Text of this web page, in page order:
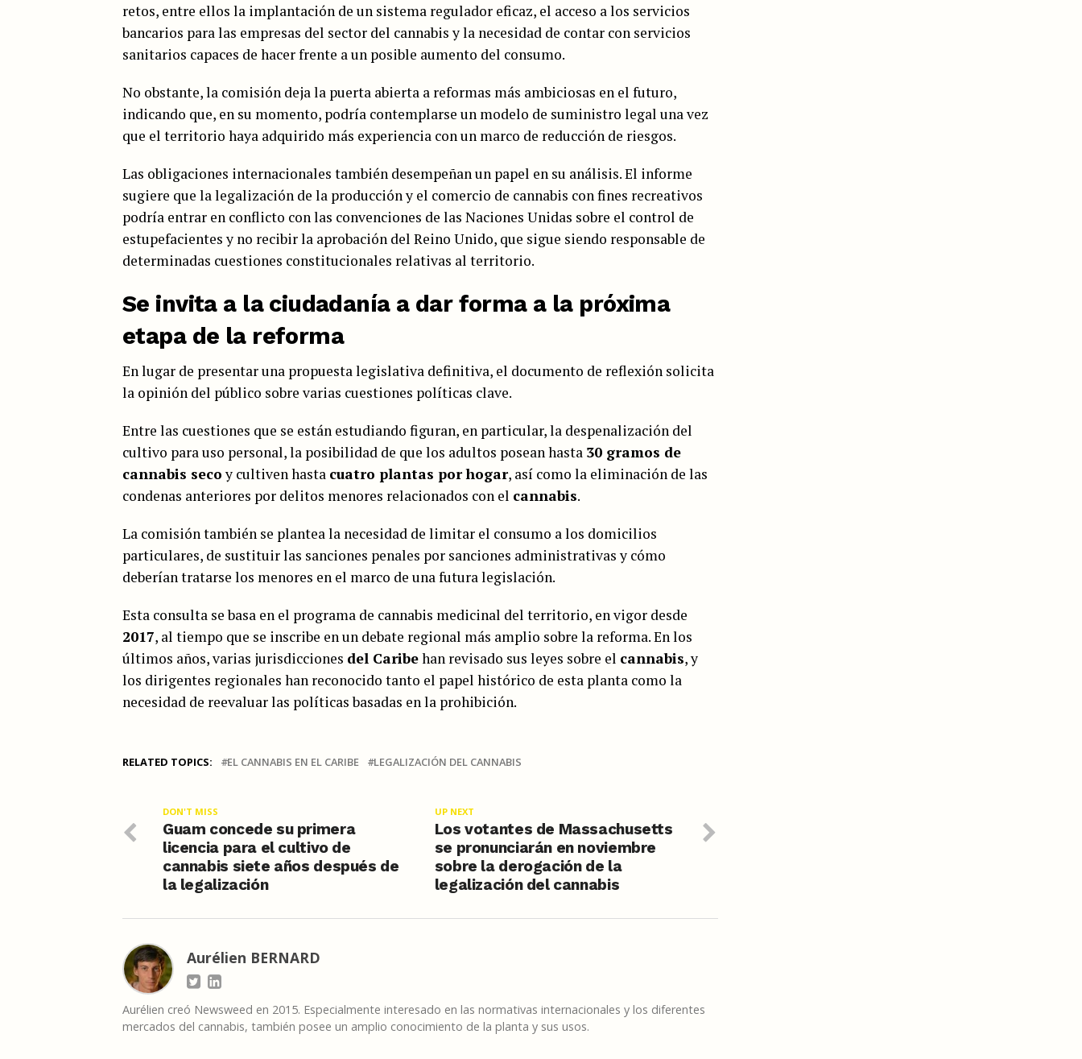
retos, entre ellos la implantación de un sistema regulador eficaz, el acceso a los servicios
bancarios para las empresas del sector del cannabis y la necesidad de contar con servicios
sanitarios capaces de hacer frente a un posible aumento del consumo.
No obstante, la comisión deja la puerta abierta a reformas más ambiciosas en el futuro,
indicando que, en su momento, podría contemplarse un modelo de suministro legal una vez
que el territorio haya adquirido más experiencia con un marco de reducción de riesgos.
Las obligaciones internacionales también desempeñan un papel en su análisis. El informe
sugiere que la legalización de la producción y el comercio de cannabis con fines recreativos
podría entrar en conflicto con las convenciones de las Naciones Unidas sobre el control de
estupefacientes y no recibir la aprobación del Reino Unido, que sigue siendo responsable de
determinadas cuestiones constitucionales relativas al territorio.
Se invita a la ciudadanía a dar forma a la próxima
etapa de la reforma
En lugar de presentar una propuesta legislativa definitiva, el documento de reflexión solicita
la opinión del público sobre varias cuestiones políticas clave.
Entre las cuestiones que se están estudiando figuran, en particular, la despenalización del
cultivo para uso personal, la posibilidad de que los adultos posean hasta 30 gramos de
cannabis secoy cultiven hasta cuatro plantas por hogar, así como la eliminación de las
condenas anteriores por delitos menores relacionados con el cannabis.
La comisión también se plantea la necesidad de limitar el consumo a los domicilios
particulares, de sustituir las sanciones penales por sanciones administrativas y cómo
deberían tratarse los menores en el marco de una futura legislación.
Esta consulta se basa en el programa de cannabis medicinal del territorio, en vigor desde
2017, al tiempo que se inscribe en un debate regional más amplio sobre la reforma. En los
últimos años, varias jurisdicciones del Caribehan revisado sus leyes sobre el cannabis, y
los dirigentes regionales han reconocido tanto el papel histórico de esta planta como la
necesidad de reevaluar las políticas basadas en la prohibición.
RELATED TOPICS: EL CANNABIS EN EL CARIBE LEGALIZACIÓN DEL CANNABIS
UP NEXT
Los votantes de Massachusetts
se pronunciarán en noviembre
sobre la derogación de la
legalización del cannabis
DON'T MISS
Guam concede su primera
licencia para el cultivo de
cannabis siete años después de
la legalización
Aurélien BERNARD
Aurélien creó Newsweed en 2015. Especialmente interesado en las normativas internacionales y los diferentes
mercados del cannabis, también posee un amplio conocimiento de la planta y sus usos.